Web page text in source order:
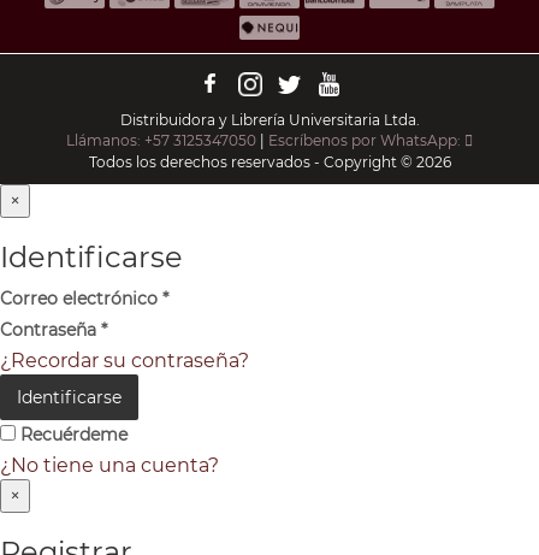
Distribuidora y Librería Universitaria Ltda.
Llámanos: +57 3125347050 | Escríbenos por WhatsApp:
Todos los derechos reservados - Copyright © 2026
×
Identificarse
Correo electrónico *
Contraseña *
¿Recordar su contraseña?
Identificarse
Recuérdeme
¿No tiene una cuenta?
×